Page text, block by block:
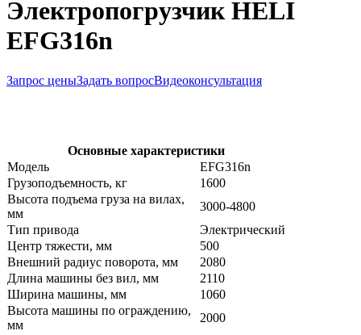
Электропогрузчик HELI
EFG316n
Запрос ценыЗадать вопросВидеоконсультация
Основные характеристики
Модель
EFG316n
Грузоподъемность, кг
1600
Высота подъема груза на вилах,
мм
3000-4800
Тип привода
Электрический
Центр тяжести, мм
500
Внешний радиус поворота, мм
2080
Длина машины без вил, мм
2110
Ширина машины, мм
1060
Высота машины по ограждению,
мм
2000